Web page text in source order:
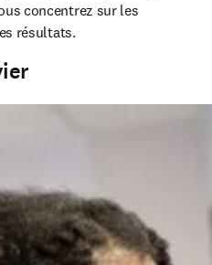
concentrez sur les
résultats.